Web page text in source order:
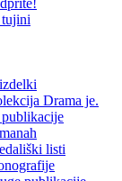
Drama je.
listi